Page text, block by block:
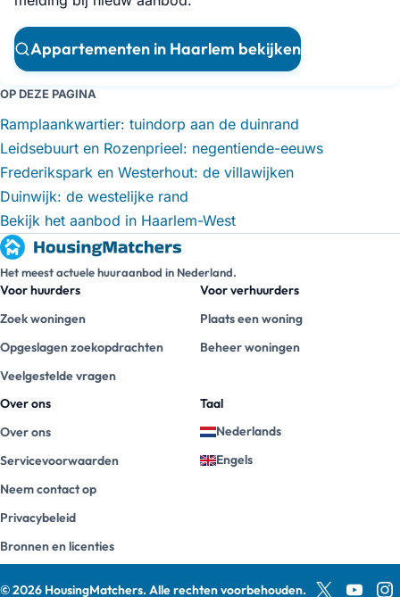
Appartementen in Haarlem bekijken
OP DEZE PAGINA
Ramplaankwartier: tuindorp aan de duinrand
Leidsebuurt en Rozenprieel: negentiende-eeuws
Frederikspark en Westerhout: de villawijken
Duinwijk: de westelijke rand
Bekijk het aanbod in Haarlem-West
Het meest actuele huuraanbod in Nederland.
Voor huurders
Zoek woningen
Opgeslagen zoekopdrachten
Veelgestelde vragen
Voor verhuurders
Plaats een woning
Beheer woningen
Over ons
Over ons
Servicevoorwaarden
Neem contact op
Privacybeleid
Bronnen en licenties
Taal
Nederlands
Engels
©2026 HousingMatchers. Alle rechten voorbehouden.